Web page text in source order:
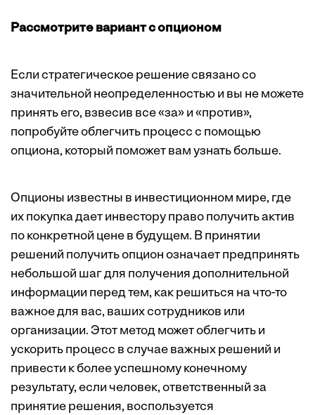
Рассмотрите вариант с опционом
Если стратегическое решение связано со
значительной неопределенностью и вы не можете
принять его, взвесив все «за» и «против»,
попробуйте облегчить процесс с помощью
опциона, который поможет вам узнать больше.
Опционы известны в инвестиционном мире, где
их покупка дает инвестору право получить актив
по конкретной цене в будущем. В принятии
решений получить опцион означает предпринять
небольшой шаг для получения дополнительной
информации перед тем, как решиться на что-то
важное для вас, ваших сотрудников или
организации. Этот метод может облегчить и
ускорить процесс в случае важных решений и
привести к более успешному конечному
результату, если человек, ответственный за
принятие решения, воспользуется